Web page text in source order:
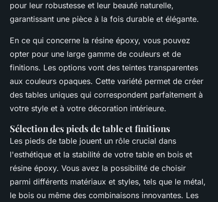
pour leur robustesse et leur beauté naturelle,
garantissant une pièce à la fois durable et élégante.
En ce qui concerne la résine époxy, vous pouvez
opter pour une large gamme de couleurs et de
finitions. Les options vont des teintes transparentes
aux couleurs opaques. Cette variété permet de créer
des tables uniques qui correspondent parfaitement à
votre style et à votre décoration intérieure.
Sélection des pieds de table et finitions
Les pieds de table jouent un rôle crucial dans
l'esthétique et la stabilité de votre table en bois et
résine époxy. Vous avez la possibilité de choisir
parmi différents matériaux et styles, tels que le métal,
le bois ou même des combinaisons innovantes. Les